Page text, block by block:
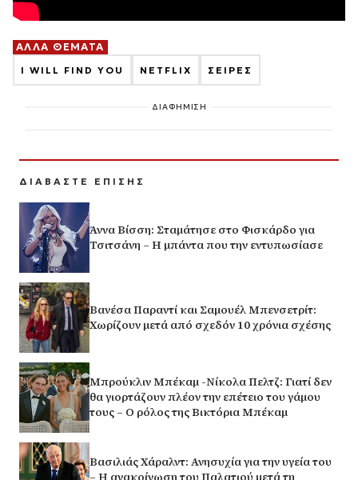
ΑΛΛΑ ΘΕΜΑΤΑ
I WILL FIND YOU NETFLIX ΣΕΙΡΕΣ
ΔΙΑΦΗΜΙΣΗ
ΔΙΑΒΑΣΤΕ ΕΠΙΣΗΣ
Άννα Βίσση: Σταμάτησε στο Φισκάρδο για
Τσιτσάνη – Η μπάντα που την εντυπωσίασε
Βανέσα Παραντί και Σαμουέλ Μπενσετρίτ:
Χωρίζουν μετά από σχεδόν 10 χρόνια σχέσης
Μπρούκλιν Μπέκαμ -Νίκολα Πελτζ: Γιατί δεν
θα γιορτάζουν πλέον την επέτειο του γάμου
τους – Ο ρόλος της Βικτόρια Μπέκαμ
Βασιλιάς Χάραλντ: Ανησυχία για την υγεία του